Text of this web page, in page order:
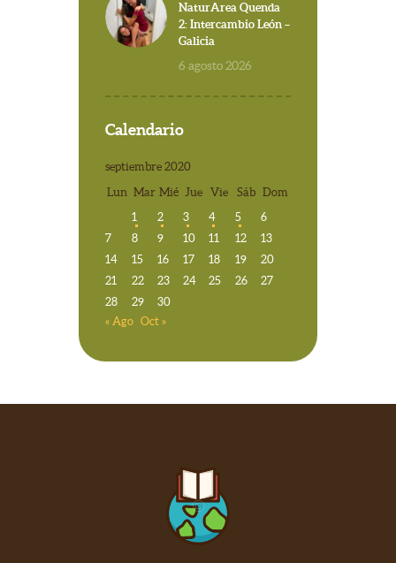
NaturArea Quenda
2: Intercambio León –
Galicia
6 agosto 2026
Calendario
septiembre 2020
Lun Mar Mié Jue Vie Sáb Dom
1
2 3 4 5
6
7
8 9 10 11 12
13
14
15 16 17 18 19
20
21
22 23 24 25 26
27
28
29
30
« Ago Oct »